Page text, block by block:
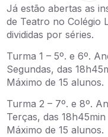
Já estão abertas as
de Teatro no Colégio
divididas por séries.
Turma 1 – 5º. e 6º.
Segundas, das
Máximo de 15 alunos.
Turma 2 – 7º. e 8º.
Terças, das
Máximo de 15 alunos.